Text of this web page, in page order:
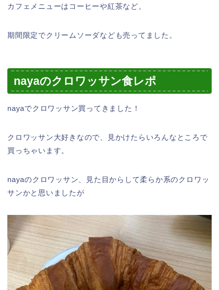
カフェメニューはコーヒーや紅茶など。
期間限定でクリームソーダなども売ってました。
nayaのクロワッサン食レポ
nayaでクロワッサン買ってきました！
クロワッサン大好きなので、見かけたらいろんなところで
買っちゃいます。
nayaのクロワッサン、見た目からして柔らか系のクロワッ
サンかと思いましたが